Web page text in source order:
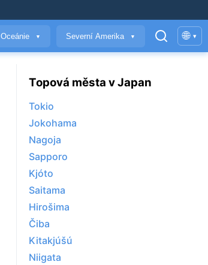
Oceánie ▼ Severní Amerika ▼ 🌐 ▾
Topová města v Japan
Tokio
Jokohama
Nagoja
Sapporo
Kjóto
Saitama
Hirošima
Čiba
Kitakjúšú
Niigata